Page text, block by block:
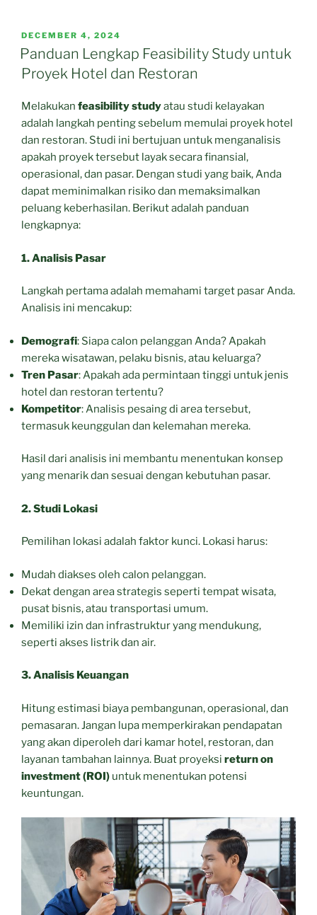
POSTED
ON
DECEMBER 4, 2024
Panduan Lengkap Feasibility Study untuk
Proyek Hotel dan Restoran
Melakukan feasibility studyatau studi kelayakan
adalah langkah penting sebelum memulai proyek hotel
dan restoran. Studi ini bertujuan untuk menganalisis
apakah proyek tersebut layak secara finansial,
operasional, dan pasar. Dengan studi yang baik, Anda
dapat meminimalkan risiko dan memaksimalkan
peluang keberhasilan. Berikut adalah panduan
lengkapnya:
1. Analisis Pasar
Langkah pertama adalah memahami target pasar Anda.
Analisis ini mencakup:
Demografi: Siapa calon pelanggan Anda? Apakah
mereka wisatawan, pelaku bisnis, atau keluarga?
Tren Pasar: Apakah ada permintaan tinggi untuk jenis
hotel dan restoran tertentu?
Kompetitor: Analisis pesaing di area tersebut,
termasuk keunggulan dan kelemahan mereka.
Hasil dari analisis ini membantu menentukan konsep
yang menarik dan sesuai dengan kebutuhan pasar.
2. Studi Lokasi
Pemilihan lokasi adalah faktor kunci. Lokasi harus:
Mudah diakses oleh calon pelanggan.
Dekat dengan area strategis seperti tempat wisata,
pusat bisnis, atau transportasi umum.
Memiliki izin dan infrastruktur yang mendukung,
seperti akses listrik dan air.
3. Analisis Keuangan
Hitung estimasi biaya pembangunan, operasional, dan
pemasaran. Jangan lupa memperkirakan pendapatan
yang akan diperoleh dari kamar hotel, restoran, dan
layanan tambahan lainnya. Buat proyeksi return on
investment (ROI) untuk menentukan potensi
keuntungan.